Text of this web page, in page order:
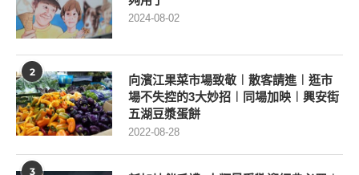
2024-08-02
2
向濱江果菜市場致敬︱散客請進︱逛市
場不失控的3大妙招︱同場加映︱興安街
五湖豆漿蛋餅
2022-08-28
3